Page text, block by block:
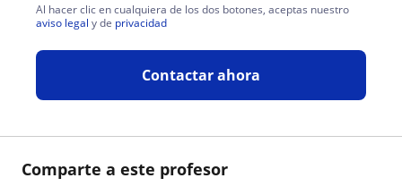
Comparte a este profesor
Al hacer clic en cualquiera de los dos botones, aceptas nuestro
aviso legal y de privacidad
Contactar ahora